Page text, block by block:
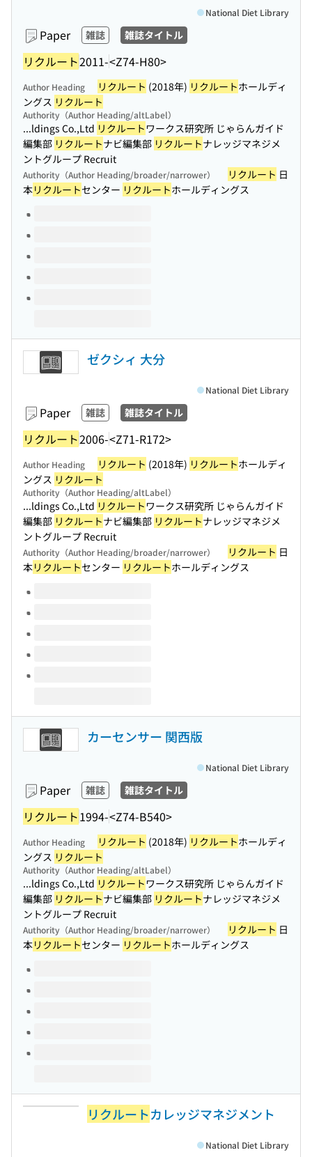
Paper 雑誌 雑誌タイトル
リクルート2011-<Z74-H80>
National Diet Library
Author Heading リクルート (2018年) リクルートホールディ
ングス リクルート
Authority（Author Heading/altLabel）
...ldings Co.,Ltd リクルートワークス研究所 じゃらんガイド
編集部 リクルートナビ編集部 リクルートナレッジマネジメ
ントグループ Recruit
Authority（Author Heading/broader/narrower） リクルート 日
本リクルートセンター リクルートホールディングス
Volumes of this title
ゼクシィ 大分
Paper 雑誌 雑誌タイトル
リクルート2006-<Z71-R172>
National Diet Library
Author Heading リクルート (2018年) リクルートホールディ
ングス リクルート
Authority（Author Heading/altLabel）
...ldings Co.,Ltd リクルートワークス研究所 じゃらんガイド
編集部 リクルートナビ編集部 リクルートナレッジマネジメ
ントグループ Recruit
Authority（Author Heading/broader/narrower） リクルート 日
本リクルートセンター リクルートホールディングス
Volumes of this title
カーセンサー 関西版
Paper 雑誌 雑誌タイトル
リクルート1994-<Z74-B540>
National Diet Library
Author Heading リクルート (2018年) リクルートホールディ
ングス リクルート
Authority（Author Heading/altLabel）
...ldings Co.,Ltd リクルートワークス研究所 じゃらんガイド
編集部 リクルートナビ編集部 リクルートナレッジマネジメ
ントグループ Recruit
Authority（Author Heading/broader/narrower） リクルート 日
本リクルートセンター リクルートホールディングス
Volumes of this title
リクルートカレッジマネジメント
National Diet Library